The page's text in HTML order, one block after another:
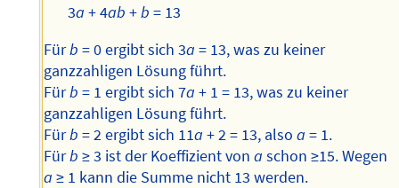
3a + 4ab +b = 13
Fürb = 0 ergibt sich 3a = 13, was zu keiner
ganzzahligen Lösung führt.
Fürb = 1 ergibt sich 7a + 1 = 13, was zu keiner
ganzzahligen Lösung führt.
Fürb = 2 ergibt sich 11a + 2 = 13, alsoa = 1.
Fürb ≥ 3 ist der Koeffizient vona schon ≥15. Wegen
a ≥ 1 kann die Summe nicht 13 werden.